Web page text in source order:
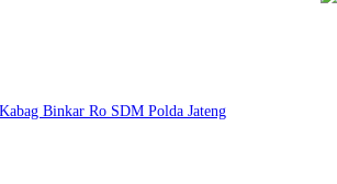
Binkar Ro SDM Polda Jateng